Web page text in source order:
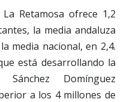
Retamosa ofrece 1,2
la media andaluza
media nacional, en 2,4.
está desarrollando la
Sánchez Domínguez
a los 4 millones de